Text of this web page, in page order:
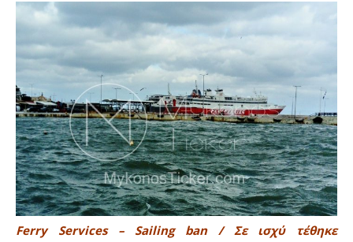
Ferry Services – Sailing ban / Σε ισχύ τέθηκε